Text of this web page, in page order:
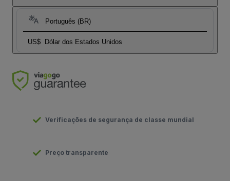
Português (BR)
US$ Dólar dos Estados Unidos
Verificações de segurança de classe mundial
Preço transparente